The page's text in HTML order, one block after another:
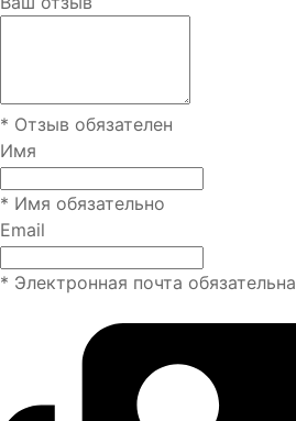
* Отзыв обязателен
Имя
* Имя обязательно
Email
* Электронная почта обязательна